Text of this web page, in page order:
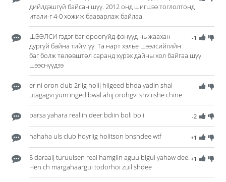
дийлдэшгүй байсан шүү. 2012 онд шигшээ тоглолтонд
итали-г 4-0 хожиж бааварлаж байлаа.
-1
ШЭЭЛСИ гэдэг баг ороогүйд фэнүүд нь жаахан
дургүй байна тийм үү. Та нарт хэлье шээлсийгийн
баг болж төлөвштөл саранд хүрэх дайны хол байгаа шүү
шээснүүдээ
er ni oron club 2riig holij hiigeed bhda yadin shal
utagagvi yum inged bwal ahij orohgvi shv iishe chine
-2
barsa yahara realiin deer bdiin boli boli
+1
hahaha uls club hoyriig holitson bnshdee wtf
+1
5 daraalj turuulsen real hamgiin aguu blgui yahaw dee.
Hen ch margahaargui todorhoi zuil shdee